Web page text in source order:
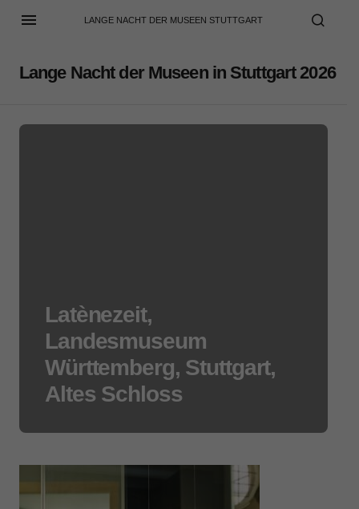
LANGE NACHT DER MUSEEN STUTTGART
Lange Nacht der Museen in Stuttgart 2026
Latènezeit,
Landesmuseum
Württemberg, Stuttgart,
Altes Schloss